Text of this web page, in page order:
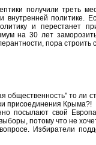
получили треть
политике.
и перестанет
на 30 лет
пора строить
общественность" то ли
присоединения Крыма?!
посылают свой
потому что не
Избиратели